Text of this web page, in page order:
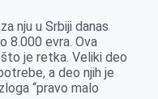
nju u Srbiji danas
8.000 evra. Ova
je retka. Veliki deo
a deo njih je
“pravo malo